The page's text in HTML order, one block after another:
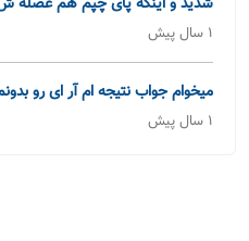
1 سال پیش
میخوام جواب نتیجه ام آر ای رو
1 سال پیش